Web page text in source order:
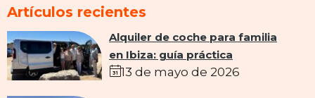
Artículos recientes
Alquiler de coche para familia
en Ibiza: guía práctica
13 de mayo de 2026